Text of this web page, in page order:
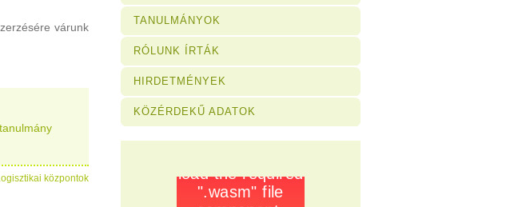
várunk
központok
TANULMÁNYOK
RÓLUNK ÍRTÁK
HIRDETMÉNYEK
KÖZÉRDEKŰ ADATOK